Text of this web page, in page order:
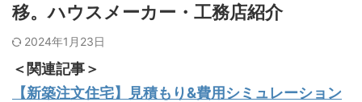
移。ハウスメーカー・工務店紹介
2024年1月23日
＜関連記事＞
【新築注文住宅】見積もり&費用シミュレーション